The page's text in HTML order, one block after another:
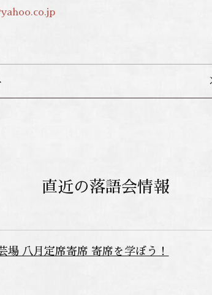
直近の落語会情報
場 八月定席寄席 寄席を学ぼう！